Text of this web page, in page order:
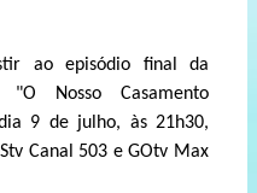
ao episódio final da
Nosso Casamento
9 de julho, às 21h30,
Canal 503 e GOtv Max